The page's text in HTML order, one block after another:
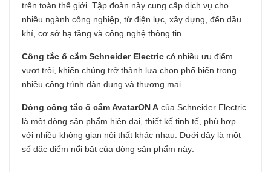
trên toàn thế giới. Tập đoàn này cung cấp dịch vụ cho
nhiều ngành công nghiệp, từ điện lực, xây dựng, đến dầu
khí, cơ sở hạ tầng và công nghệ thông tin.
Công tắc ổ cắm Schneider Electric có nhiều ưu điểm
vượt trội, khiến chúng trở thành lựa chọn phổ biến trong
nhiều công trình dân dụng và thương mại.
Dòng công tắc ổ cắm AvatarON A của Schneider Electric
là một dòng sản phẩm hiện đại, thiết kế tinh tế, phù hợp
với nhiều không gian nội thất khác nhau. Dưới đây là một
số đặc điểm nổi bật của dòng sản phẩm này: